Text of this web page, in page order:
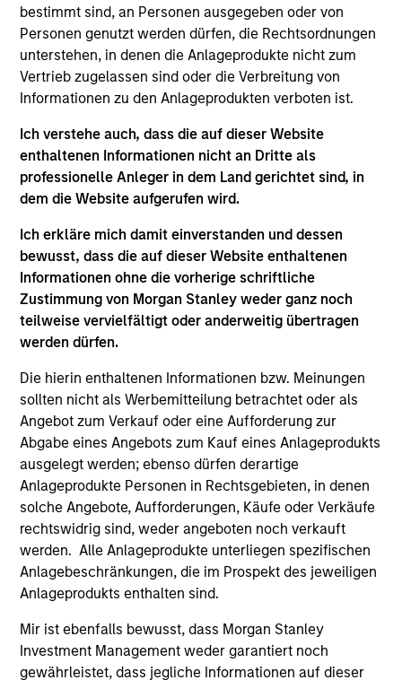
bestimmt sind, an Personen ausgegeben oder von
Personen genutzt werden dürfen, die Rechtsordnungen
unterstehen, in denen die Anlageprodukte nicht zum
Vertrieb zugelassen sind oder die Verbreitung von
Informationen zu den Anlageprodukten verboten ist.
Ich verstehe auch, dass die auf dieser Website
enthaltenen Informationen nicht an Dritte als
professionelle Anleger in dem Land gerichtet sind, in
dem die Website aufgerufen wird.
Ich erkläre mich damit einverstanden und dessen
bewusst, dass die auf dieser Website enthaltenen
Informationen ohne die vorherige schriftliche
Zustimmung von Morgan Stanley weder ganz noch
teilweise vervielfältigt oder anderweitig übertragen
werden dürfen.
Die hierin enthaltenen Informationen bzw. Meinungen
sollten nicht als Werbemitteilung betrachtet oder als
Angebot zum Verkauf oder eine Aufforderung zur
Abgabe eines Angebots zum Kauf eines Anlageprodukts
ausgelegt werden; ebenso dürfen derartige
Anlageprodukte Personen in Rechtsgebieten, in denen
solche Angebote, Aufforderungen, Käufe oder Verkäufe
rechtswidrig sind, weder angeboten noch verkauft
werden. Alle Anlageprodukte unterliegen spezifischen
Anlagebeschränkungen, die im Prospekt des jeweiligen
Anlageprodukts enthalten sind.
Mir ist ebenfalls bewusst, dass Morgan Stanley
Investment Management weder garantiert noch
gewährleistet, dass jegliche Informationen auf dieser
Information Document („KID“) oder das Key Investor
Information Document („KIID“), der Jahres- und
Halbjahresbericht („Angebotsunterlagen“) oder andere
Dokumente, die in Ihrer Nähe online unter
https://www.morganstanley.com/im/msinvf/index.html
verfügbar sind oder kostenlos beim Geschäftssitz von
Business Centre, 6B route de Trèves, L-2633
Senningerberg, R.C.S. Luxemburg B 29 192, erhältlich.
Informationen in Bezug auf Nachhaltigkeitsaspekte des
Fonds und die Zusammenfassung der Anlegerrechte
Italienische Anleger sollten darüber hinaus das
„Erweiterte Zeichnungsformular“ und alle Anleger aus
Hongkong den Abschnitt „Zusätzliche Informationen für
Anleger aus Hongkong“ im Verkaufsprospekt beachten.
Deutschsprachige Exemplare des Verkaufsprospekts, des
KID oder des KIID, der Statuten der Gesellschaft und der
Jahres- und Halbjahresberichte sowie zusätzliche
erhältlich. Die Schweizer Vertretung ist Carnegie Fund
Services S.A., 11, rue du Général-Dufour, 1204 Genf,
Schweiz. Die Schweizer Zahlstelle ist Banque Cantonale
de Genève, 17, quai de l’Ile, 1204 Genf, Schweiz.
Beendet die Verwaltungsgesellschaft des entsprechenden
Fonds ihre Vereinbarung zur Vermarktung dieses Fonds in
einem Land des EWR, in dem dieser für den Verkauf
registriert ist, so geschieht dies in Übereinstimmung mit
den OGAW-Vorschriften.
Mit dem Fonds verbundene Begriffe und
Begriffsbestimmungen können Sie unserer Seite mit
demGlossarentnehmen.
Performanceangaben werden auf Basis der
Nettoinventarwerte (NAV) und abzüglich Gebühren
berechnet. Provisionen und Kosten, die bei der Ausgabe